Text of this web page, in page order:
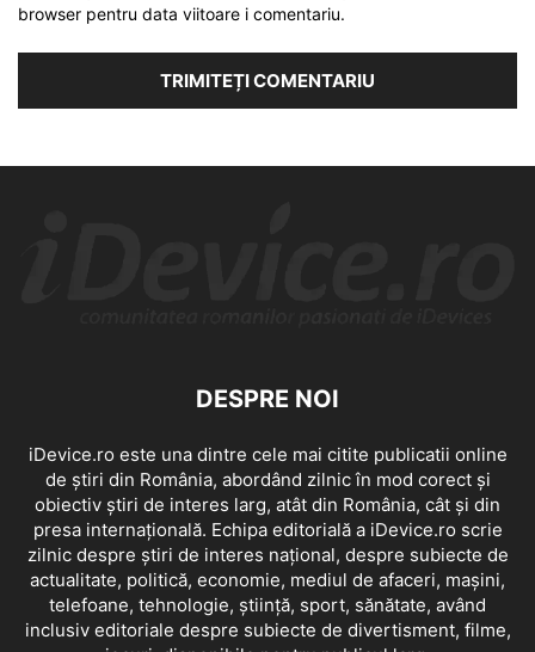
browser pentru data viitoare i comentariu.
DESPRE NOI
iDevice.ro este una dintre cele mai citite publicatii online
de știri din România, abordând zilnic în mod corect și
obiectiv știri de interes larg, atât din România, cât și din
presa internațională. Echipa editorială a iDevice.ro scrie
zilnic despre știri de interes național, despre subiecte de
actualitate, politică, economie, mediul de afaceri, mașini,
telefoane, tehnologie, știință, sport, sănătate, având
inclusiv editoriale despre subiecte de divertisment, filme,